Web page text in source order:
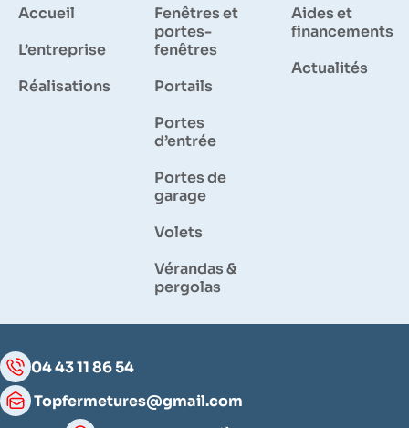
Accueil
L’entreprise
Réalisations
Fenêtres et
portes-
fenêtres
Portails
Portes
d’entrée
Portes de
garage
Volets
Vérandas &
pergolas
Aides et
financements
Actualités
04 43 11 86 54
Topfermetures@gmail.com